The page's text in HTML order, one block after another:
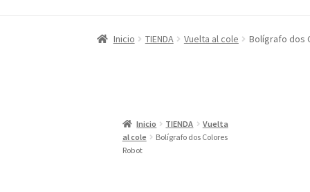
Inicio TIENDA Vuelta al cole Bolígrafo dos
Inicio TIENDA
Vuelta
al cole
Bolígrafo dos Colores
Robot